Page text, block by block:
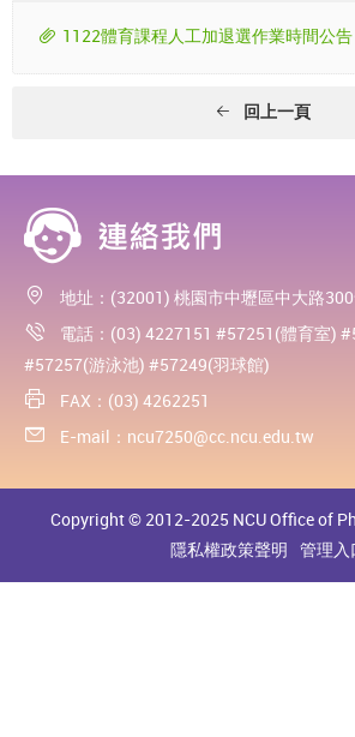
1122體育課程人工加退選作業時間公告
回上一頁
地址：(32001) 桃園市中壢區中大路
電話：(03) 4227151 #57251(體育室)
#57257(游泳池) #57249(羽球館)
FAX：(03) 4262251
E-mail： ncu7250@cc.ncu.edu.tw
Copyright © 2012-2025 NCU Office of
隱私權政策聲明 管理入